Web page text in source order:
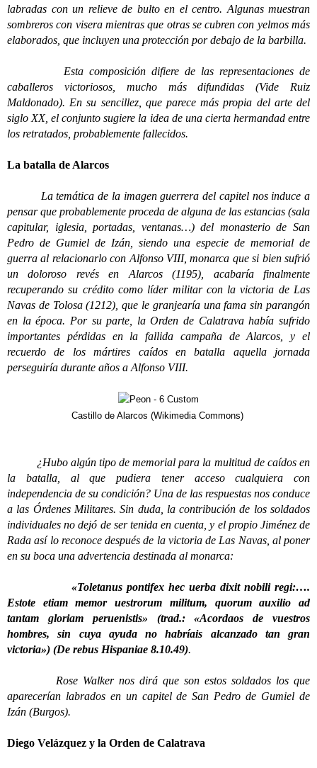
labradas con un relieve de bulto en el centro. Algunas muestran
sombreros con visera mientras que otras se cubren con yelmos más
elaborados, que incluyen una protección por debajo de la barbilla.
Esta composición difiere de las representaciones de
caballeros victoriosos, mucho más difundidas (Vide Ruiz
Maldonado). En su sencillez, que parece más propia del arte del
siglo XX, el conjunto sugiere la idea de una cierta hermandad entre
los retratados, probablemente fallecidos.
La batalla de Alarcos
La temática de la imagen guerrera del capitel nos induce a
pensar que probablemente proceda de alguna de las estancias (sala
capitular, iglesia, portadas, ventanas…) del monasterio de San
Pedro de Gumiel de Izán, siendo una especie de memorial de
guerra al relacionarlo con Alfonso VIII, monarca que si bien sufrió
un doloroso revés en Alarcos (1195), acabaría finalmente
recuperando su crédito como líder militar con la victoria de Las
Navas de Tolosa (1212), que le granjearía una fama sin parangón
en la época. Por su parte, la Orden de Calatrava había sufrido
importantes pérdidas en la fallida campaña de Alarcos, y el
recuerdo de losmártires caídos en batalla aquella jornada
perseguiría durante años a Alfonso VIII.
Castillo de Alarcos (Wikimedia Commons)
¿Hubo algún tipo de memorial para la multitud de caídos en
la batalla, al que pudiera tener acceso cualquiera con
independencia de su condición? Una de las respuestas nos conduce
a las Órdenes Militares. Sin duda, la contribución de los soldados
individuales no dejó de ser tenida en cuenta, y el propio Jiménez de
Rada así lo reconoce después de la victoria de Las Navas, al poner
en su boca una advertencia destinada al monarca:
«Toletanus pontifex hec uerba dixit nobili regi:….
Estote etiam memor uestrorum militum, quorum auxilio ad
tantam gloriam peruenistis»
(trad.: «Acordaos de vuestros
hombres, sin cuya ayuda no habríais alcanzado tan gran
victoria») (De rebus Hispaniae 8.10.49).
Rose Walker nos dirá que son estos soldados los que
aparecerían labrados en un capitel de San Pedro de Gumiel de
Izán (Burgos).
Diego Velázquez y la Orden de Calatrava